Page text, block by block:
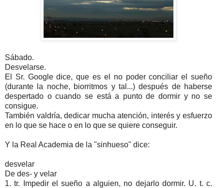
Sábado.
Desvelarse.
El Sr. Google dice, que es el no poder conciliar el sueño
(durante la noche, biorritmos y tal...) después de haberse
despertado o cuando se está a punto de dormir y no se
consigue.
También valdría, dedicar mucha atención, interés y esfuerzo
en lo que se hace o en lo que se quiere conseguir.
Y la Real Academia de la "sinhueso" dice:
desvelar
De des- y velar
1. tr. Impedir el sueño a alguien, no dejarlo dormir. U. t. c.